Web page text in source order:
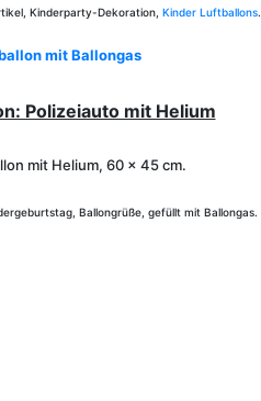
Kinderparty-Dekoration, Kinder Luftballons.
mit Ballongas
Polizeiauto mit Helium
mit Helium, 60 x 45 cm.
Ballongrüße, gefüllt mit Ballongas.